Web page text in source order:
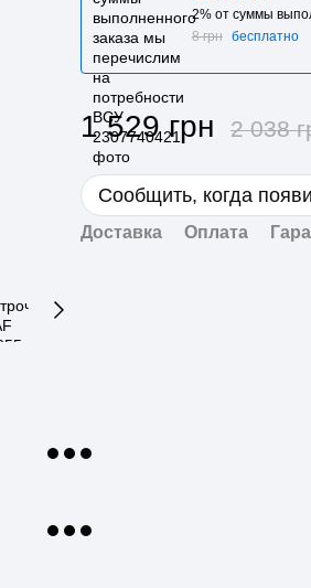
2% от суммы
8 грн бесплатно
1 529 грн 2 038
Сообщить, когда
Доставка Оплата